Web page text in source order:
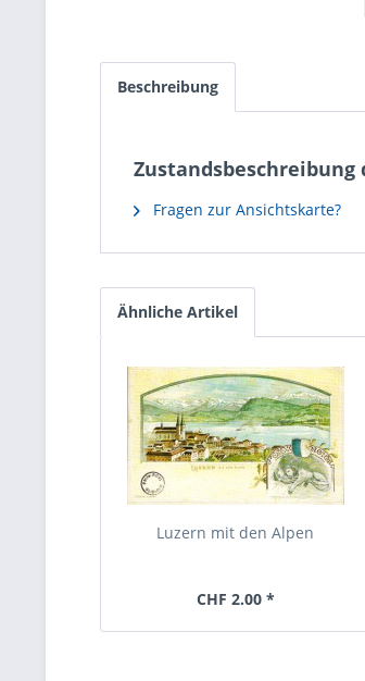
Beschreibung
Fragen zur Ansichtskarte?
Ähnliche Artikel
Luzern mit den Alpen
CHF 2.00 *